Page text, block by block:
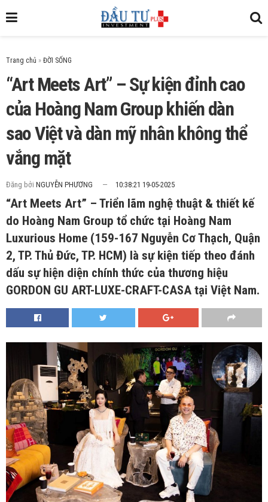
Trang chủ »
“Art Meets Art” – Sự kiện đỉnh cao
của Hoàng Nam Group khiến dàn
sao Việt và dàn mỹ nhân không thể
vắng mặt
Đăng bởi NGUYỄN PHƯƠNG 10:38:21 19-05-2025
“Art Meets Art” – Triển lãm nghệ thuật & thiết kế
do Hoàng Nam Group tổ chức tại Hoàng Nam
Luxurious Home (159-167 Nguyễn Cơ Thạch, Quận
2, TP. Thủ Đức, TP. HCM) là sự kiện tiếp theo đánh
dấu sự hiện diện chính thức của thương hiệu
GORDON GU ART-LUXE-CRAFT-CASA tại Việt Nam.